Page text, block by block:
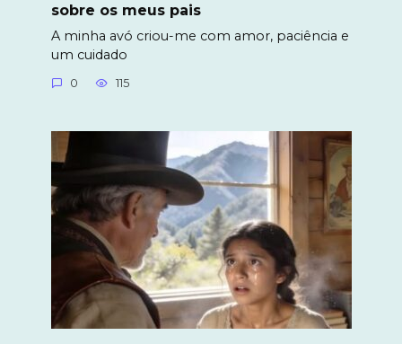
sobre os meus pais
A minha avó criou-me com amor, paciência e
um cuidado
0 115